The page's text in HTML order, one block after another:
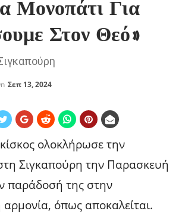
Μονοπάτι Για
Στον Θεό»
Σεπ 13, 2024
ολοκλήρωσε την
Σιγκαπούρη την Παρασκευή
παράδοσή της στην
αρμονία, όπως αποκαλείται.